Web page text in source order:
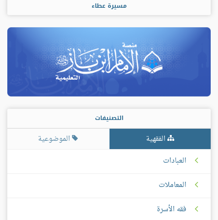
مسيرة عطاء
التصنيفات
الفقهية
الموضوعية
العبادات
المعاملات
فقه الأسرة